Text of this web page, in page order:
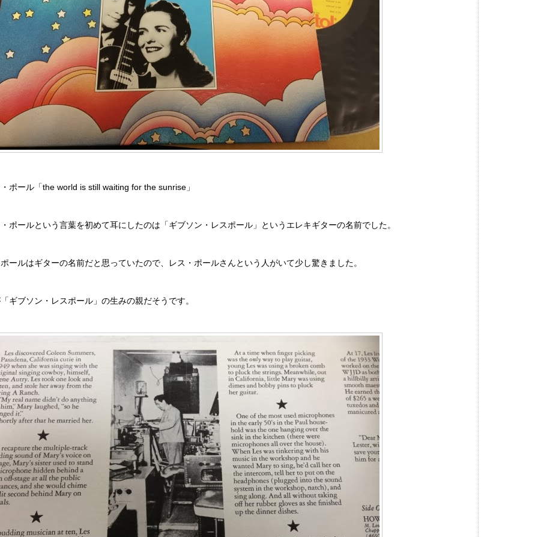
ポール「the world is still waiting for the sunrise」
ポールという言葉を初めて耳にしたのは「ギブソン・レスポール」というエレキギターの名前でした。
ールはギターの名前だと思っていたので、レス・ポールさんという人がいて少し驚きました。
ギブソン・レスポール」の生みの親だそうです。